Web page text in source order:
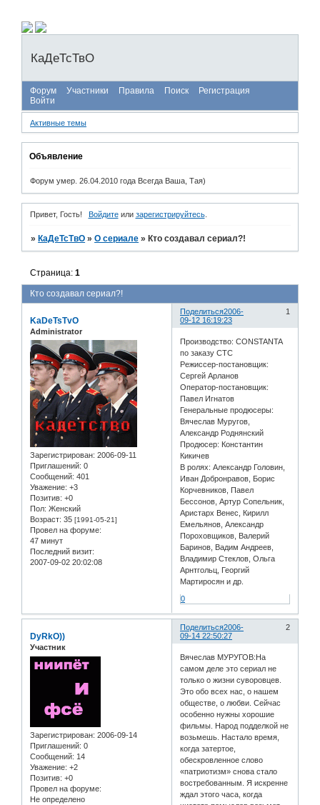
КаДеТсТвО
Форум Участники Правила Поиск
Регистрация
Войти
Активные темы
Объявление
Форум умер. 26.04.2010 года Всегда Ваша, Тая)
Привет, Гость! Войдитеили зарегистрируйтесь.
» КаДеТсТвО »О сериале » Кто создавал сериал?!
Кто создавал сериал?!
Страница:1
Поделиться 1
2006-
09-12 16:19:23
KaDeTsTvO
Administrator
Зарегистрирован: 2006-09-11
Приглашений: 0
Сообщений: 401
Уважение: +3
Позитив: +0
Пол: Женский
Возраст: 35 [1991-05-21]
Провел на форуме:
47 минут
Последний визит:
2007-09-02 20:02:08
Производство: CONSTANTA
по заказу СТС
Режиссер-постановщик:
Сергей Арланов
Оператор-постановщик:
Павел Игнатов
Генеральные продюсеры:
Вячеслав Муругов,
Александр Роднянский
Продюсер: Константин
Кикичев
В ролях: Александр Головин,
Иван Добронравов, Борис
Корчевников, Павел
Бессонов, Артур Сопельник,
Аристарх Венес, Кирилл
Емельянов, Александр
Пороховщиков, Валерий
Баринов, Вадим Андреев,
Владимир Стеклов, Ольга
Арнтгольц, Георгий
Мартиросян и др.
0
Поделиться 2
2006-
09-14 22:50:27
DyRkO))
Участник
Зарегистрирован: 2006-09-14
Приглашений: 0
Сообщений: 14
Уважение: +2
Позитив: +0
Провел на форуме:
Не определено
Вячеслав МУРУГОВ:На
самом деле это сериал не
только о жизни суворовцев.
Это обо всех нас, о нашем
обществе, о любви. Сейчас
особенно нужны хорошие
фильмы. Народ подделкой не
возьмешь. Настало время,
когда затертое,
обескровленное слово
«патриотизм» снова стало
востребованным. Я искренне
ждал этого часа, когда